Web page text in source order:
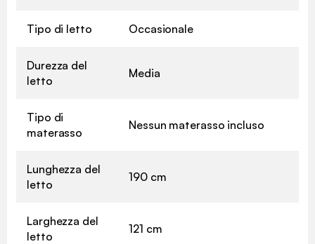
Tipo di letto Occasionale
Durezza del
letto
Media
Tipo di
materasso
Nessun materasso incluso
Lunghezza del
letto
190 cm
Larghezza del
letto
121 cm